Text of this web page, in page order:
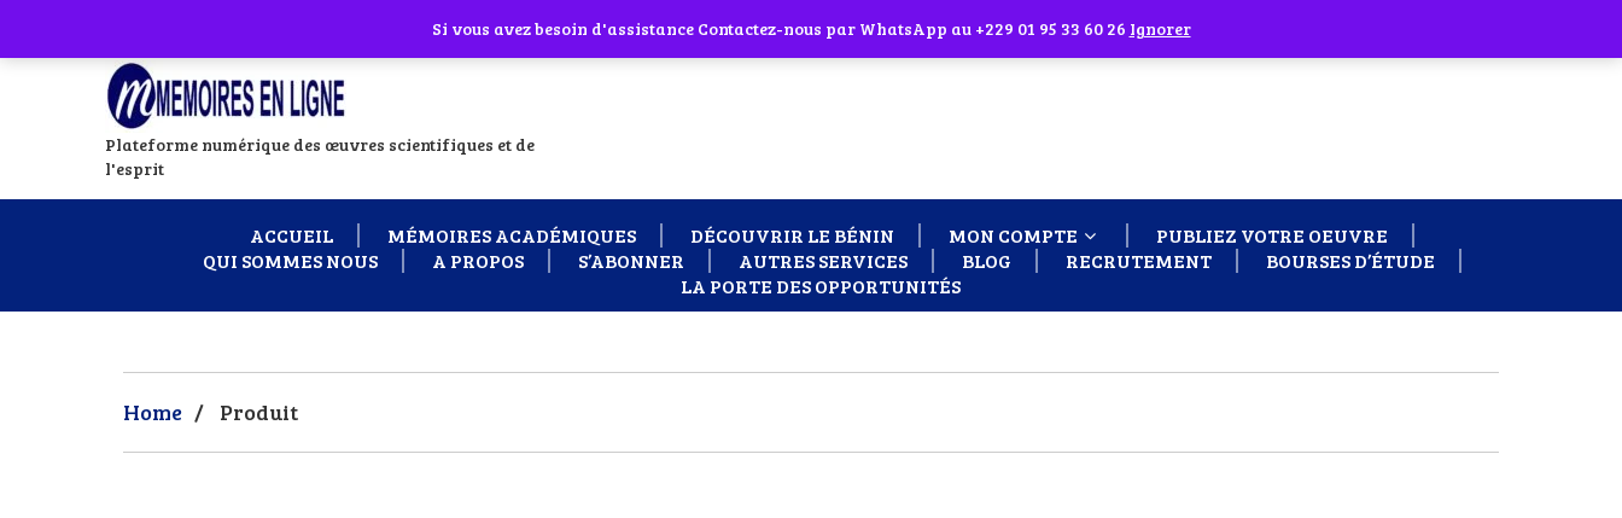
Abonnes toi à notre chaîne WhatsApp en cliquant sur l'icône en face
Plateforme numérique des œuvres scientifiques et de
l'esprit
ACCUEIL MÉMOIRES ACADÉMIQUES DÉCOUVRIR LE BÉNIN MON COMPTE
PUBLIEZ VOTRE OEUVRE
QUI SOMMES NOUS
A PROPOS S’ABONNER AUTRES SERVICES BLOG RECRUTEMENT
BOURSES D’ÉTUDE
LA PORTE DES OPPORTUNITÉS
Home / Produit
Si vous avez besoin d'assistance Contactez-nous par WhatsApp au +229 01 95 33 60 26 Ignorer